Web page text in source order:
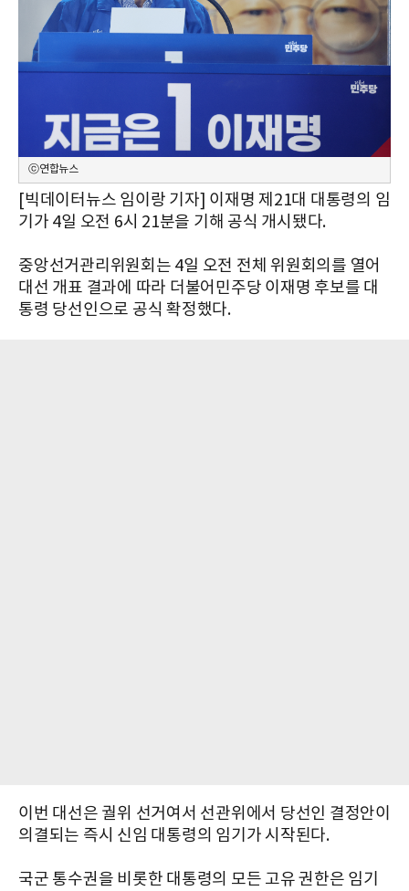
ⓒ연합뉴스
[빅데이터뉴스 임이랑 기자] 이재명 제21대 대통령의 임
기가 4일 오전 6시 21분을 기해 공식 개시됐다.
중앙선거관리위원회는 4일 오전 전체 위원회의를 열어
대선 개표 결과에 따라 더불어민주당 이재명 후보를 대
통령 당선인으로 공식 확정했다.
이번 대선은 궐위 선거여서 선관위에서 당선인 결정안이
의결되는 즉시 신임 대통령의 임기가 시작된다.
국군 통수권을 비롯한 대통령의 모든 고유 권한은 임기